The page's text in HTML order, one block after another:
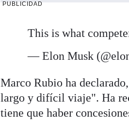
PUBLICIDAD
This is what
— Elon Musk
Marco Rubio ha
largo y difícil viaje". Ha
tiene que haber